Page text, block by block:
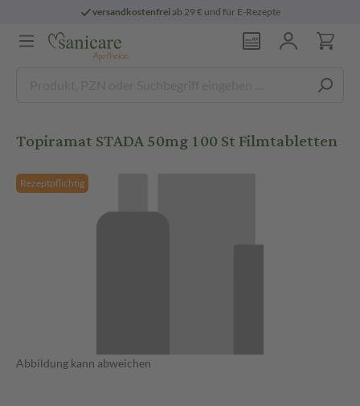
versandkostenfreiab 29 € und für E-Rezepte
Topiramat STADA 50mg 100 St Filmtabletten
Rezeptpflichtig
Abbildung kann abweichen